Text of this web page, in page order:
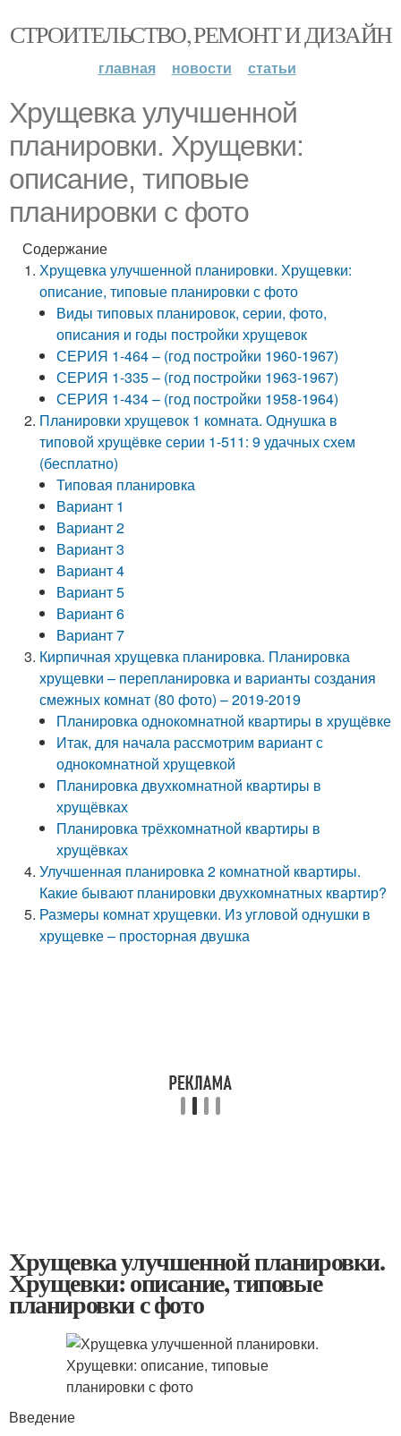
СТРОИТЕЛЬСТВО, РЕМОНТ И ДИЗАЙН
главная новости статьи
Хрущевка улучшенной
планировки. Хрущевки:
описание, типовые
планировки с фото
Содержание
Хрущевка улучшенной планировки. Хрущевки:
описание, типовые планировки с фото
Виды типовых планировок, серии, фото,
описания и годы постройки хрущевок
СЕРИЯ 1-464 – (год постройки 1960-1967)
СЕРИЯ 1-335 – (год постройки 1963-1967)
СЕРИЯ 1-434 – (год постройки 1958-1964)
Планировки хрущевок 1 комната. Однушка в
типовой хрущёвке серии 1-511: 9 удачных схем
(бесплатно)
Типовая планировка
Вариант 1
Вариант 2
Вариант 3
Вариант 4
Вариант 5
Вариант 6
Вариант 7
Кирпичная хрущевка планировка. Планировка
хрущевки – перепланировка и варианты создания
смежных комнат (80 фото) – 2019-2019
Планировка однокомнатной квартиры в хрущёвке
Итак, для начала рассмотрим вариант с
однокомнатной хрущевкой
Планировка двухкомнатной квартиры в
хрущёвках
Планировка трёхкомнатной квартиры в
хрущёвках
Улучшенная планировка 2 комнатной квартиры.
Какие бывают планировки двухкомнатных квартир?
Размеры комнат хрущевки. Из угловой однушки в
хрущевке – просторная двушка
Хрущевка улучшенной планировки.
Хрущевки: описание, типовые
планировки с фото
Введение